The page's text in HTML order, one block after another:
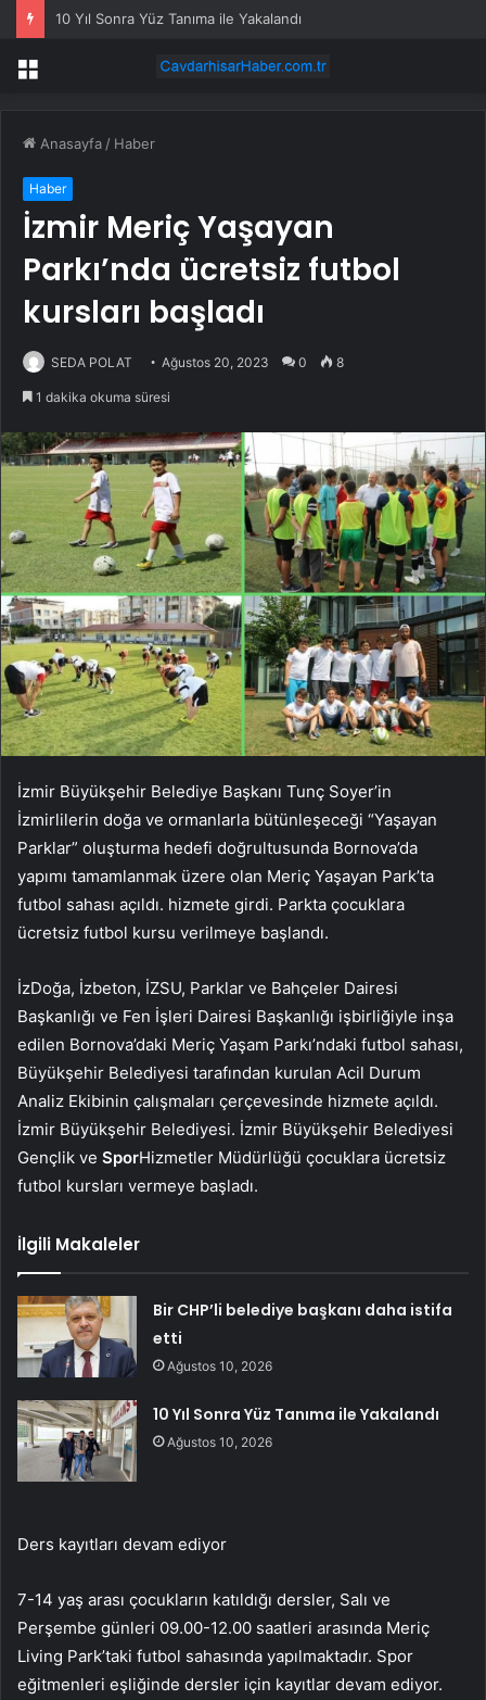
10 Yıl Sonra Yüz Tanıma ile Yakalandı
Menü
Anasayfa / Haber
Haber
İzmir Meriç Yaşayan
Parkı’nda ücretsiz futbol
kursları başladı
SEDA POLAT Ağustos 20, 2023 0 8
1 dakika okuma süresi
İzmir Büyükşehir Belediye Başkanı Tunç Soyer’in
İzmirlilerin doğa ve ormanlarla bütünleşeceği “Yaşayan
Parklar” oluşturma hedefi doğrultusunda Bornova’da
yapımı tamamlanmak üzere olan Meriç Yaşayan Park’ta
futbol sahası açıldı. hizmete girdi. Parkta çocuklara
ücretsiz futbol kursu verilmeye başlandı.
İzDoğa, İzbeton, İZSU, Parklar ve Bahçeler Dairesi
Başkanlığı ve Fen İşleri Dairesi Başkanlığı işbirliğiyle inşa
edilen Bornova’daki Meriç Yaşam Parkı’ndaki futbol sahası,
Büyükşehir Belediyesi tarafından kurulan Acil Durum
Analiz Ekibinin çalışmaları çerçevesinde hizmete açıldı.
İzmir Büyükşehir Belediyesi. İzmir Büyükşehir Belediyesi
Gençlik ve SporHizmetler Müdürlüğü çocuklara ücretsiz
futbol kursları vermeye başladı.
İlgili Makaleler
Bir CHP’li belediye başkanı daha istifa
etti
Ağustos 10, 2026
10 Yıl Sonra Yüz Tanıma ile Yakalandı
Ağustos 10, 2026
Ders kayıtları devam ediyor
7-14 yaş arası çocukların katıldığı dersler, Salı ve
Perşembe günleri 09.00-12.00 saatleri arasında Meriç
Living Park’taki futbol sahasında yapılmaktadır. Spor
eğitmenleri eşliğinde dersler için kayıtlar devam ediyor.